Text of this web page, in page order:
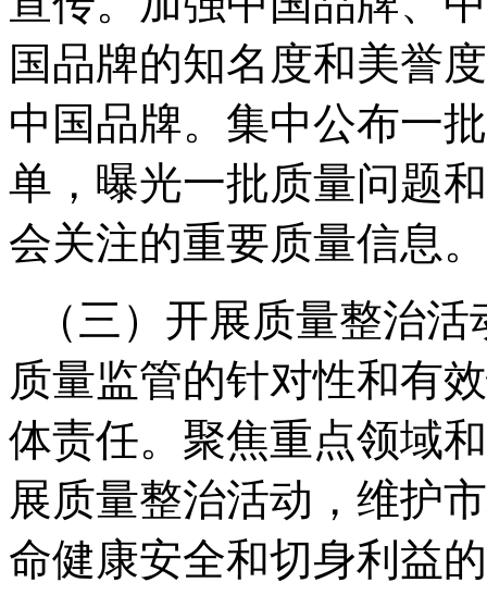
国品牌的知名度和美誉
中国品牌。集中公布一
单，曝光一批质量问题
会关注的重要质量信息。
（三）开展质量整治
质量监管的针对性和有
体责任。聚焦重点领域
展质量整治活动，维护
命健康安全和切身利益